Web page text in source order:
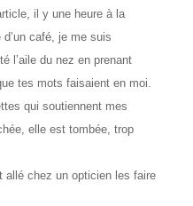
il y une heure à la
café, je me suis
l’aile du nez en prenant
tes mots faisaient en moi.
qui soutiennent mes
elle est tombée, trop
allé chez un opticien les faire